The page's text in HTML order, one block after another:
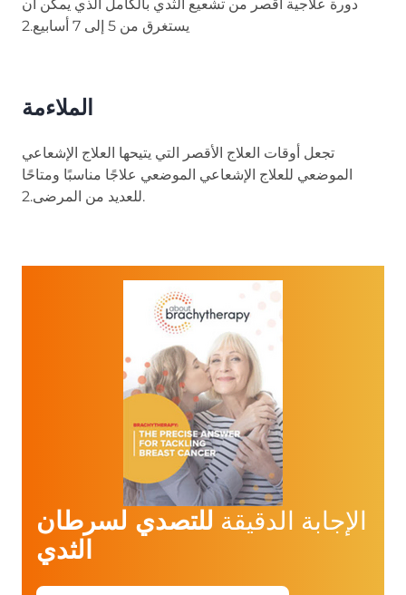
دورة علاجية أقصر من تشعيع الثدي بالكامل الذي يمكن أن
يستغرق من 5 إلى 7 أسابيع.2
الملاءمة
تجعل أوقات العلاج الأقصر التي يتيحها العلاج الإشعاعي
الموضعي للعلاج الإشعاعي الموضعي علاجًا مناسبًا ومتاحًا
للعديد من المرضى.2.
الإجابة الدقيقة للتصدي لسرطان
الثدي